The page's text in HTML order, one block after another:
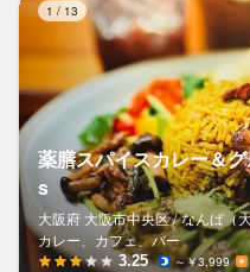
1 / 13
薬膳スパイスカレー＆
s
大阪府 大阪市中央区 / なんば（
カレー、カフェ、バー
3.25 ～￥3,999